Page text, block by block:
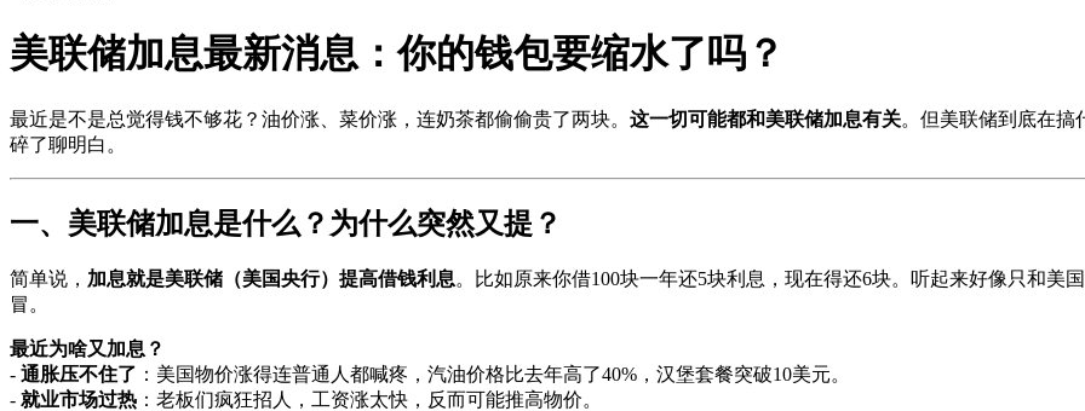
美联储加息最新消息：你的钱包要缩水了吗？
最近是不是总觉得钱不够花？油价涨、菜价涨，连奶茶都偷偷贵了两块。 这一切可能都和美联储加息有关。但美联储到底在搞
碎了聊明白。
一、美联储加息是什么？为什么突然又提？
简单说， 加息就是美联储（美国央行）提高借钱利息。比如原来你借100块一年还5块利息，现在得还6块。听起来好像只和
冒。
最近为啥又加息？
- 通胀压不住了 ：美国物价涨得连普通人都喊疼，汽油价格比去年高了40%，汉堡套餐突破10美元。
- 就业市场过热 ：老板们疯狂招人，工资涨太快，反而可能推高物价。